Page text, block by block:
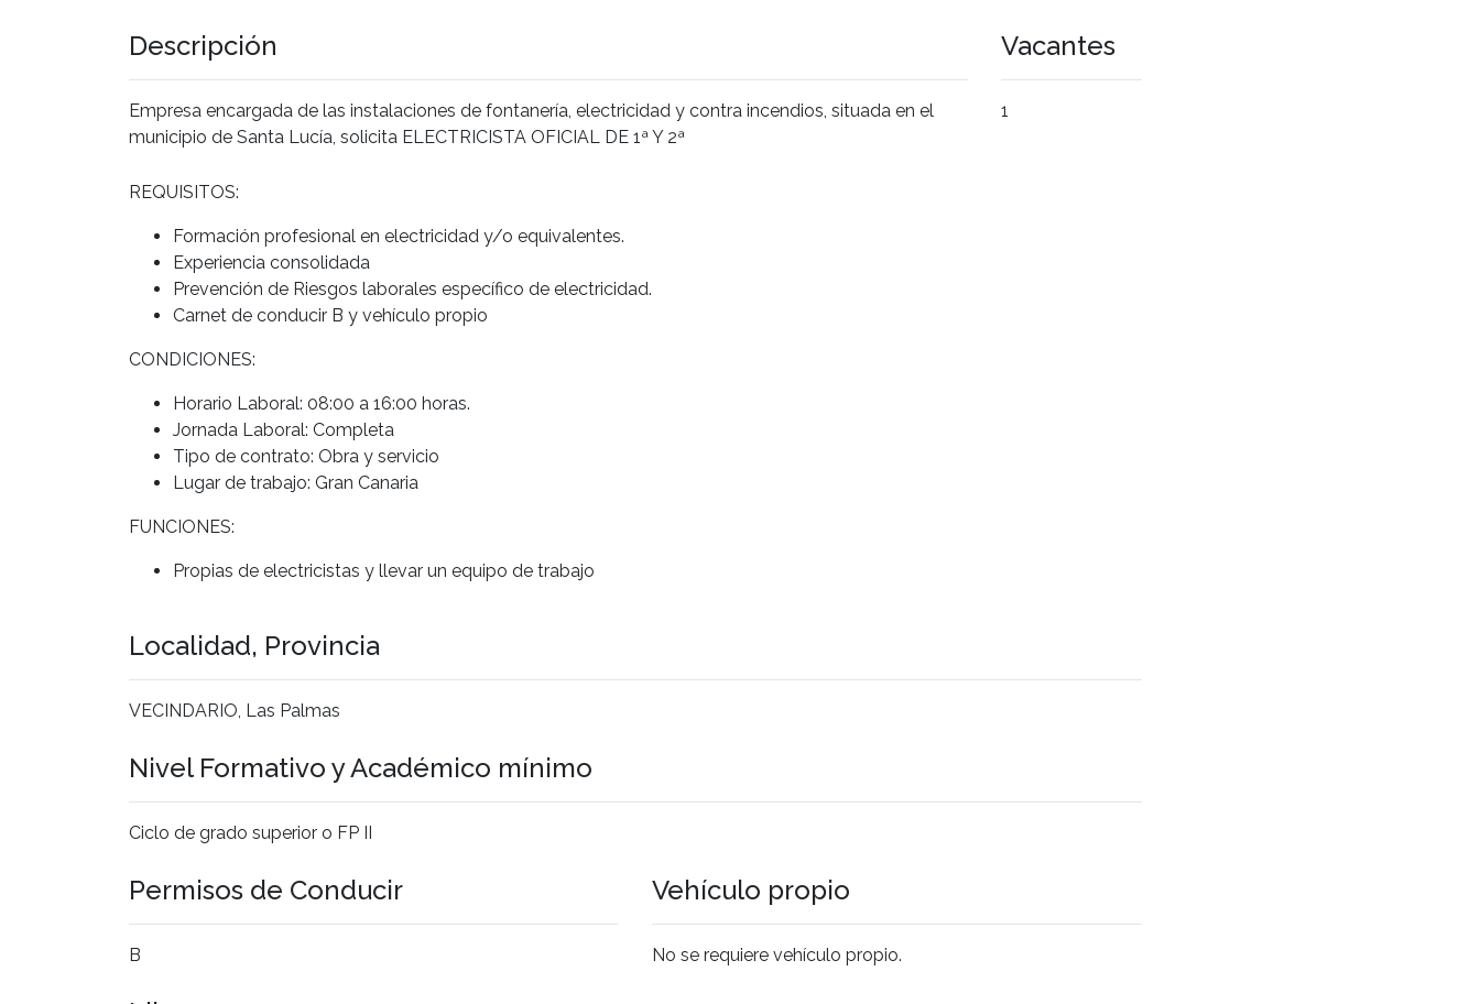
Descripción
Empresa encargada de las instalaciones de fontanería, electricidad y contra incendios, situada en el
municipio de Santa Lucía, solicita ELECTRICISTA OFICIAL DE 1ª Y 2ª
Vacantes
1
REQUISITOS:
Formación profesional en electricidad y/o equivalentes.
Experiencia consolidada
Prevención de Riesgos laborales específico de electricidad.
Carnet de conducir B y vehículo propio
CONDICIONES:
Horario Laboral: 08:00 a 16:00 horas.
Jornada Laboral: Completa
Tipo de contrato: Obra y servicio
Lugar de trabajo: Gran Canaria
FUNCIONES:
Propias de electricistas y llevar un equipo de trabajo
Localidad, Provincia
VECINDARIO, Las Palmas
Nivel Formativo y Académico mínimo
Ciclo de grado superior o FP II
Permisos de Conducir
B
Vehículo propio
No se requiere vehículo propio.